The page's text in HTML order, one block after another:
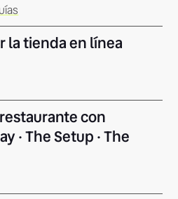
la tienda en línea
con
· The Setup · The